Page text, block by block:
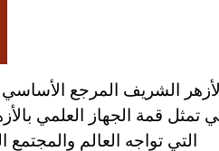
الشريف المرجع الأساسي
التي تمثل قمة الجهاز العلمي
التي تواجه العالم